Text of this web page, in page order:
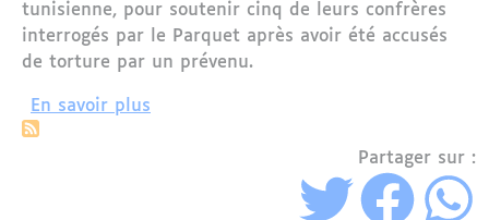
tunisienne, pour soutenir cinq de leurs confrères
interrogés par le Parquet après avoir été accusés
de torture par un prévenu.
En savoir plus
Partager sur :